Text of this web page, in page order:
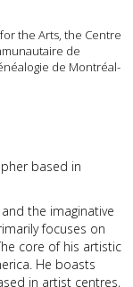
the Arts, the Centre
de
de Montréal-
based in
the imaginative
focuses on
core of his artistic
He boasts
in artist centres,